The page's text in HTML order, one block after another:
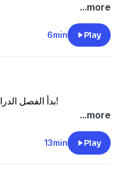
...more
6min Play
بدأ الفصل الدراسي وبدأت معه هذه القصة المرعبة!
...more
13min Play